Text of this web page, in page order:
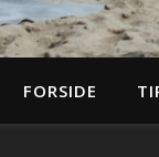
FORSIDE